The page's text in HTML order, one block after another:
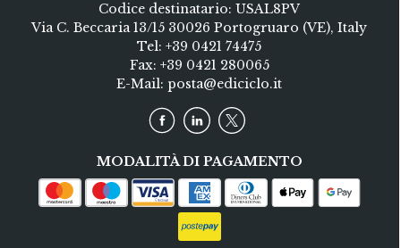
Codice destinatario: USAL8PV
Via C. Beccaria 13/15 30026 Portogruaro (VE), Italy
Tel:+39 0421 74475
Fax: +39 0421 280065
E-Mail:posta@ediciclo.it
MODALITÀ DI PAGAMENTO